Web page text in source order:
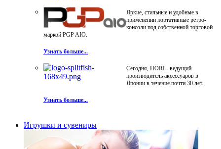
Яркие, стильные и удобные в
применении портативные ретро-
консоли под собственной торговой
маркой PGP AIO.
Узнать больше...
Сегодня, HORI - ведущий
производитель аксессуаров в
Японии в течение почти 30 лет.
Узнать больше...
Игрушки и сувениры